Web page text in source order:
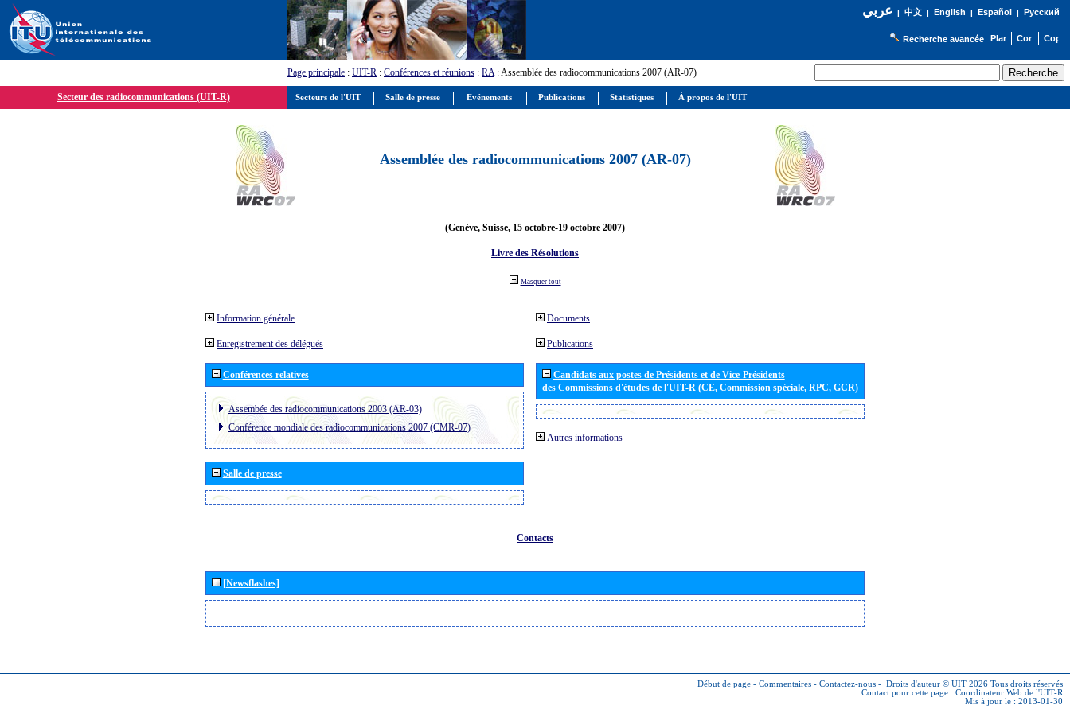
عربي| 中文| English | Español | Русский
Recherche avancée
Page principale : UIT-R : Conférences et réunions : RA: Assemblée des radiocommunications 2007 (AR-07)
Secteur des radiocommunications (UIT-R)
Assemblée des radiocommunications 2007 (AR-07)
(Genève, Suisse, 15 octobre-19 octobre 2007)
Livre des Résolutions
Masquer tout
Information générale
Enregistrement des délégués
Conférences relatives
Assembée des radiocommunications 2003 (AR-03)
Conférence mondiale des radiocommunications 2007 (CMR-07)
Salle de presse
Documents
Publications
Candidats aux postes de Présidents et de Vice-Présidents
des Commissions d'études de l'UIT-R (CE, Commission spéciale, RPC, GCR)
Autres informations
Contacts
[Newsflashes]
Début de page - Commentaires - Contactez-nous - Droits d'auteur © UIT 2026 Tous droits réservés
Contact pour cette page : Coordinateur Web de l'UIT-R
Mis à jour le : 2013-01-30
Secteurs de l'UIT Salle de presse Evénements Publications Statistiques À propos de l'UIT